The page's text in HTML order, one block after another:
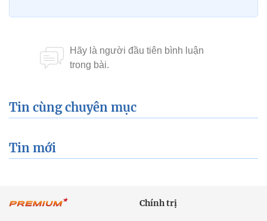
Tin cùng chuyên mục
Tin mới
Chính trị